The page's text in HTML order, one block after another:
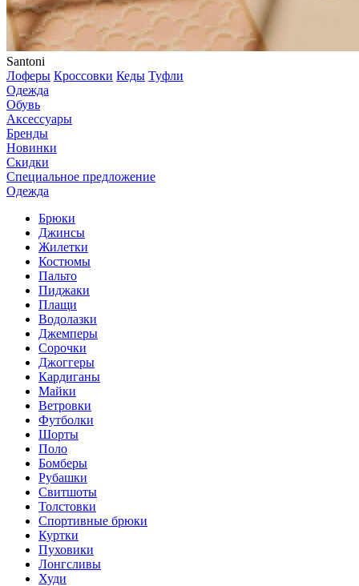
Santoni
Лоферы Кроссовки Кеды Туфли
Одежда
Обувь
Аксессуары
Бренды
Новинки
Скидки
Специальное предложение
Одежда
Брюки
Джинсы
Жилетки
Костюмы
Пальто
Пиджаки
Плащи
Водолазки
Джемперы
Сорочки
Джоггеры
Кардиганы
Майки
Ветровки
Футболки
Шорты
Поло
Бомберы
Рубашки
Свитшоты
Толстовки
Спортивные брюки
Куртки
Пуховики
Лонгсливы
Худи